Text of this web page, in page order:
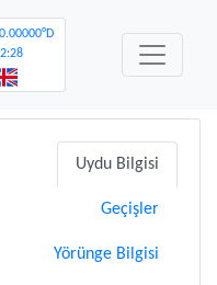
Uydu Bilgisi
Geçişler
Yörünge Bilgisi